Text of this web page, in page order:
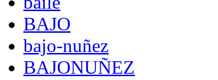
BAJO
bajo-nuñez
BAJONUÑEZ